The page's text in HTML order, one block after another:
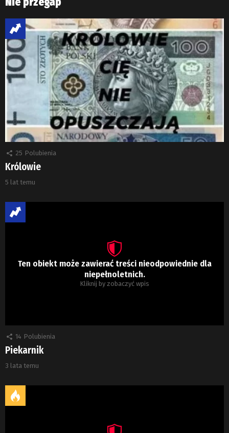
25 Polubienia
Królowie
5 lat temu
Ten obiekt może zawierać treści nieodpowiednie dla
niepełnoletnich.
Kliknij by zobaczyć wpis
14 Polubienia
Piekarnik
3 lata temu